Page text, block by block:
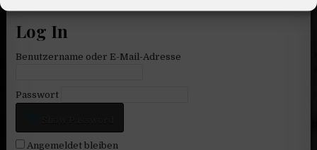
Log In
Benutzername oder E-Mail-Adresse
Passwort
Show Password
Angemeldet bleiben